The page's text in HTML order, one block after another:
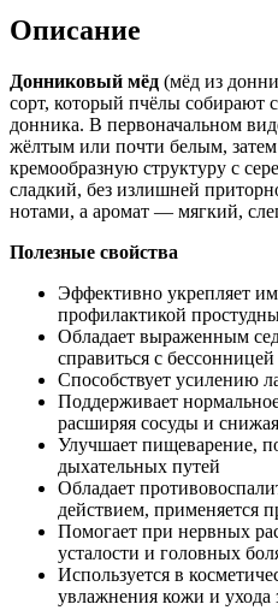
Описание
Донниковый мёд (мёд из
сорт, который пчёлы собирают
донника. В первоначальном
жёлтым или почти белым, затем
кремообразную структуру с
сладкий, без излишней
нотами, а аромат — мягкий,
Полезные свойства
Эффективно укрепляет
профилактикой
Обладает выраженным
справиться с
Способствует усилению
Поддерживает
расширяя сосуды и
Улучшает пищеварение,
дыхательных путей
Обладает
действием, применяется
Помогает при нервных
усталости и головных
Используется в
увлажнения кожи и ухода